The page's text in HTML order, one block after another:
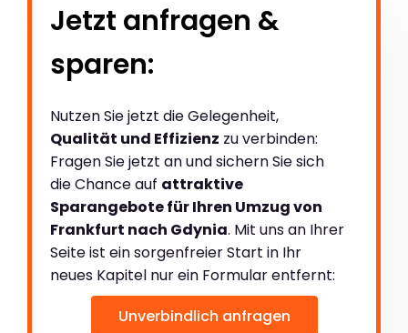
Jetzt anfragen &
sparen:
Nutzen Sie jetzt die Gelegenheit,
Qualität und Effizienz zu verbinden:
Fragen Sie jetzt an und sichern Sie sich
die Chance auf attraktive
Sparangebote für Ihren Umzug von
Frankfurt nach Gdynia. Mit uns an Ihrer
Seite ist ein sorgenfreier Start in Ihr
neues Kapitel nur ein Formular entfernt:
Unverbindlich anfragen